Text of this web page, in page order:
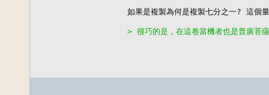
如果是複製為何是複製七分之一? 這個
> 很巧的是，在這卷當機者也是普廣菩